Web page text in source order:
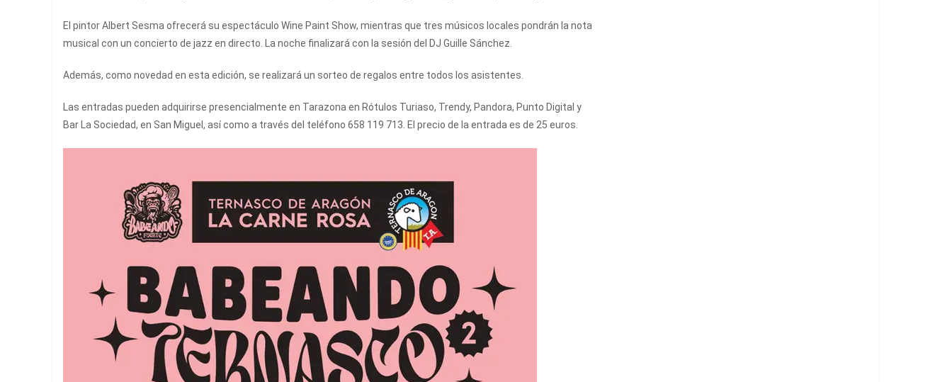
El pintor Albert Sesma ofrecerá su espectáculo Wine Paint Show, mientras que tres músicos locales pondrán la nota
musical con un concierto de jazz en directo. La noche finalizará con la sesión del DJ Guille Sánchez.
Además, como novedad en esta edición, se realizará un sorteo de regalos entre todos los asistentes.
Las entradas pueden adquirirse presencialmente en Tarazona en Rótulos Turiaso, Trendy, Pandora, Punto Digital y
Bar La Sociedad, en San Miguel, así como a través del teléfono 658 119 713. El precio de la entrada es de 25 euros.